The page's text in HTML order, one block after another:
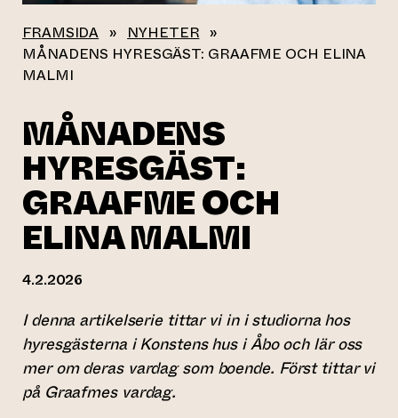
FRAMSIDA » NYHETER »
MÅNADENS HYRESGÄST: GRAAFME OCH ELINA
MALMI
MÅNADENS
HYRESGÄST:
GRAAFME OCH
ELINA MALMI
4.2.2026
I denna artikelserie tittar vi in i studiorna hos
hyresgästerna i Konstens hus i Åbo och lär oss
mer om deras vardag som boende. Först tittar vi
på Graafmes vardag.